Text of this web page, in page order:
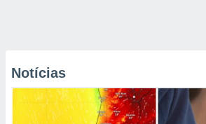
Notícias